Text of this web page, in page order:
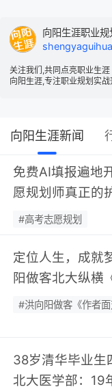
向阳生涯职业规
关注我们,共同点亮职业生涯
向阳生涯,专注职业规划实
向阳生涯新闻
免费AI填报遍地
愿规划师真正的
数据，靠“人”…
#高考志愿规划
定位人生，成
阳做客北大纵横
面》开展职业规
#洪向阳做客《作者面
38岁清华毕业生
北大医学部：19